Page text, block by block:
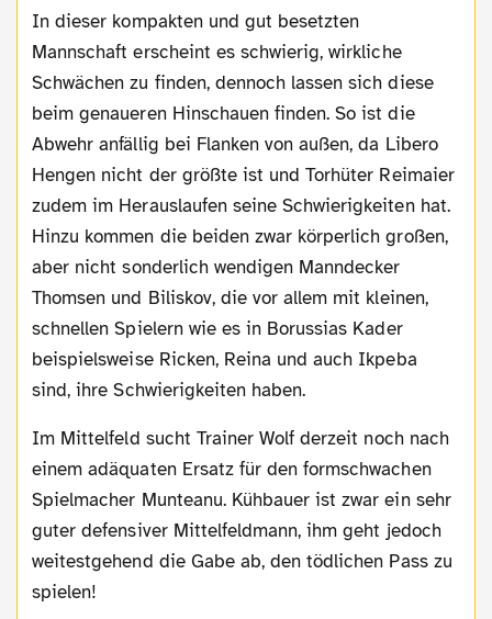
In dieser kompakten und gut besetzten
Mannschaft erscheint es schwierig, wirkliche
Schwächen zu finden, dennoch lassen sich diese
beim genaueren Hinschauen finden. So ist die
Abwehr anfällig bei Flanken von außen, da Libero
Hengen nicht der größte ist und Torhüter Reimaier
zudem im Herauslaufen seine Schwierigkeiten hat.
Hinzu kommen die beiden zwar körperlich großen,
aber nicht sonderlich wendigen Manndecker
Thomsen und Biliskov, die vor allem mit kleinen,
schnellen Spielern wie es in Borussias Kader
beispielsweise Ricken, Reina und auch Ikpeba
sind, ihre Schwierigkeiten haben.
Im Mittelfeld sucht Trainer Wolf derzeit noch nach
einem adäquaten Ersatz für den formschwachen
Spielmacher Munteanu. Kühbauer ist zwar ein sehr
guter defensiver Mittelfeldmann, ihm geht jedoch
weitestgehend die Gabe ab, den tödlichen Pass zu
spielen!